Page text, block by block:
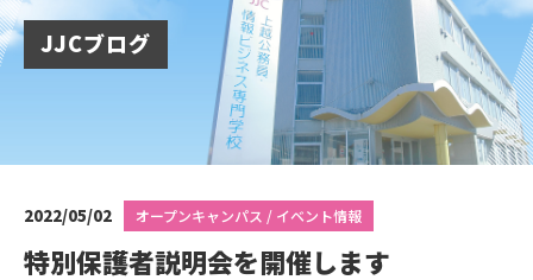
JJCブログ
2022/05/02 オープンキャンパス / イベント情報
特別保護者説明会を開催します